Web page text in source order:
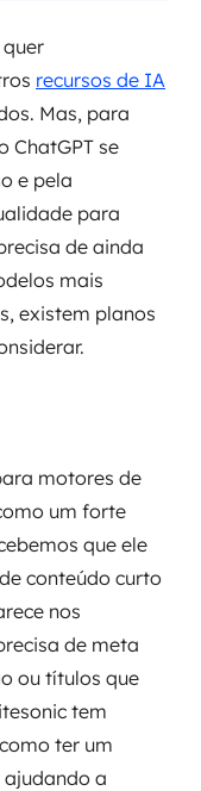
recursos de IA
Mas, para
ChatGPT se
e pela
para
de ainda
mais
existem planos
motores de
um forte
que ele
conteúdo curto
nos
de meta
ou títulos que
tem
ter um
ajudando a